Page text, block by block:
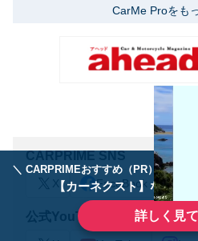
＼ CARPRIMEおすすめ（PR） ／
【カーネクスト】ならど
詳しく見
CarMe Proをも
CARPRIME SNS
X FaceBook
公式YouTube SNS